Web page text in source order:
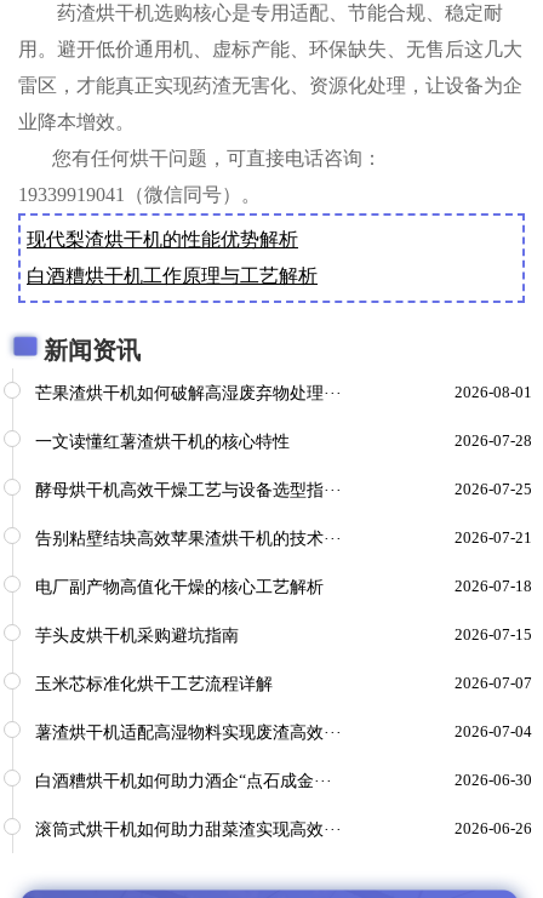
药渣烘干机选购核心是专用适配、节能合规、稳定耐
用。避开低价通用机、虚标产能、环保缺失、无售后这几大
雷区，才能真正实现药渣无害化、资源化处理，让设备为企
业降本增效。
您有任何烘干问题，可直接电话咨询：
19339919041（微信同号）。
现代梨渣烘干机的性能优势解析
白酒糟烘干机工作原理与工艺解析
新闻资讯
芒果渣烘干机如何破解高湿废弃物处理··· 2026-08-01
一文读懂红薯渣烘干机的核心特性 2026-07-28
酵母烘干机高效干燥工艺与设备选型指··· 2026-07-25
告别粘壁结块高效苹果渣烘干机的技术··· 2026-07-21
电厂副产物高值化干燥的核心工艺解析 2026-07-18
芋头皮烘干机采购避坑指南 2026-07-15
玉米芯标准化烘干工艺流程详解 2026-07-07
薯渣烘干机适配高湿物料实现废渣高效··· 2026-07-04
白酒糟烘干机如何助力酒企“点石成金··· 2026-06-30
滚筒式烘干机如何助力甜菜渣实现高效··· 2026-06-26